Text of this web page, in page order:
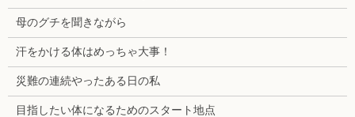
母のグチを聞きながら
汗をかける体はめっちゃ大事！
災難の連続やったある日の私
目指したい体になるためのスタート地点